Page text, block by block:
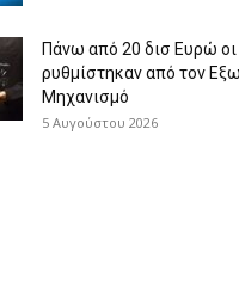
Πάνω από 20 δισ Ευρώ
ρυθμίστηκαν από τον
Μηχανισμό
5 Αυγούστου 2026